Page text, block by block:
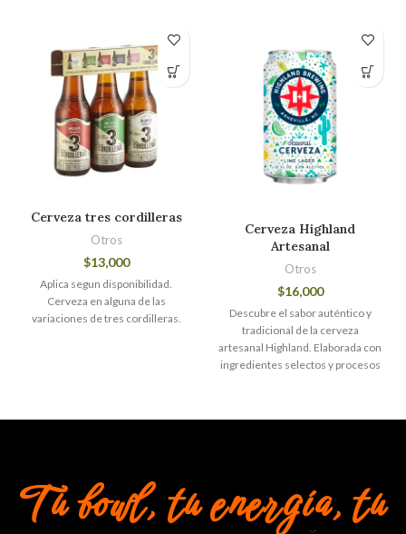
Cerveza tres cordilleras
Otros
$13,000
Aplica segun disponibilidad.
Cerveza en alguna de las
variaciones de tres cordilleras.
Cerveza Highland
Artesanal
Otros
$16,000
Descubre el sabor auténtico y
tradicional de la cerveza
artesanal Highland. Elaborada con
ingredientes selectos y procesos
cuerpo y sabor, ideal para los
llena de carácter, perfecta para
acompañar tus momentos
especiales.
Tu bowl, tu energía, tu